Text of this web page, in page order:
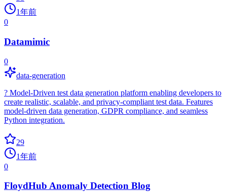
1年前
0
Datamimic
0
data-generation
? Model-Driven test data generation platform enabling developers to
create realistic, scalable, and privacy-compliant test data. Features
model-driven data generation, GDPR compliance, and seamless
Python integration.
29
1年前
0
FloydHub Anomaly Detection Blog